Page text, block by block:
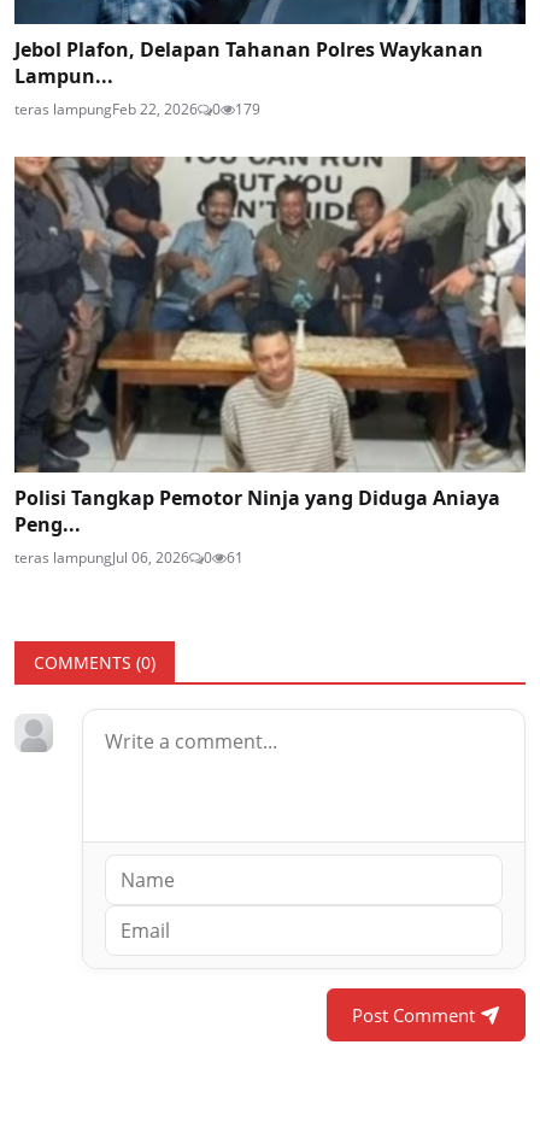
Jebol Plafon, Delapan Tahanan Polres Waykanan
Lampun...
teras lampungFeb 22, 2026 0 179
Polisi Tangkap Pemotor Ninja yang Diduga Aniaya
Peng...
teras lampungJul 06, 2026 0 61
COMMENTS (0)
Post Comment